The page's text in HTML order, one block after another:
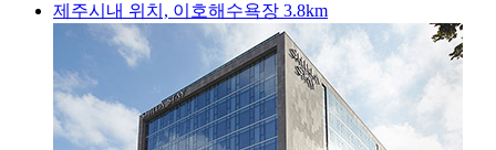
제주시내 위치, 이호해수욕장 3.8km